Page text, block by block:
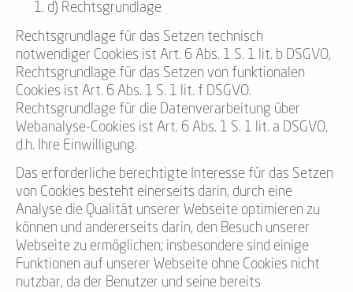
d) Rechtsgrundlage
Rechtsgrundlage für das Setzen technisch
notwendiger Cookies ist Art. 6 Abs. 1 S. 1 lit. b DSGVO,
Rechtsgrundlage für das Setzen von funktionalen
Cookies ist Art. 6 Abs. 1 S. 1 lit. f DSGVO.
Rechtsgrundlage für die Datenverarbeitung über
Webanalyse-Cookies ist Art. 6 Abs. 1 S. 1 lit. a DSGVO,
d.h. Ihre Einwilligung.
Das erforderliche berechtigte Interesse für das Setzen
von Cookies besteht einerseits darin, durch eine
Analyse die Qualität unserer Webseite optimieren zu
können und andererseits darin, den Besuch unserer
Webseite zu ermöglichen; insbesondere sind einige
Funktionen auf unserer Webseite ohne Cookies nicht
nutzbar, da der Benutzer und seine bereits